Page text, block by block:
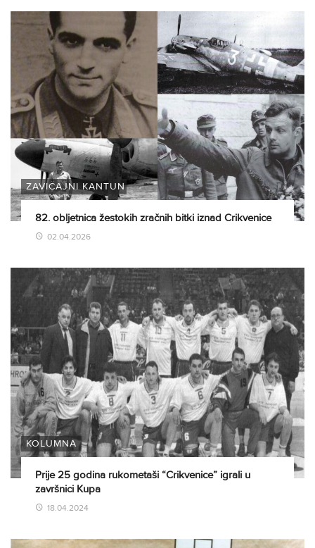
ZAVIČAJNI KANTUN
82. obljetnica žestokih zračnih bitki iznad Crikvenice
02.04.2026
KOLUMNA
Prije 25 godina rukometaši “Crikvenice” igrali u
završnici Kupa
18.04.2024